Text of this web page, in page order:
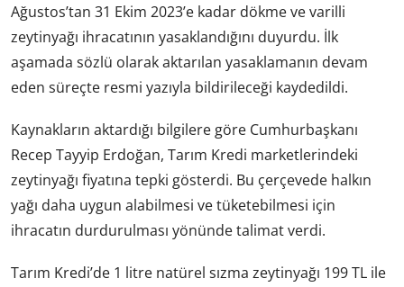
Ağustos’tan 31 Ekim 2023’e kadar dökme ve varilli
zeytinyağı ihracatının yasaklandığını duyurdu. İlk
aşamada sözlü olarak aktarılan yasaklamanın devam
eden süreçte resmi yazıyla bildirileceği kaydedildi.
Kaynakların aktardığı bilgilere göre Cumhurbaşkanı
Recep Tayyip Erdoğan, Tarım Kredi marketlerindeki
zeytinyağı fiyatına tepki gösterdi. Bu çerçevede halkın
yağı daha uygun alabilmesi ve tüketebilmesi için
ihracatın durdurulması yönünde talimat verdi.
Tarım Kredi’de 1 litre natürel sızma zeytinyağı 199 TL ile